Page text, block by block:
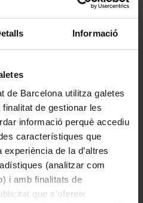
Informació
de Barcelona utilitza galetes
de gestionar les
informació perquè accediu
característiques que
de la d’altres
(analitzar com
i amb finalitats de
que s’ofereix